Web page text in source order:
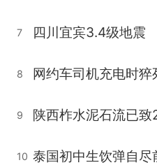
7 四川宜宾3.4级地震
8 网约车司机充电时猝
9
10 泰国初中生饮弹自